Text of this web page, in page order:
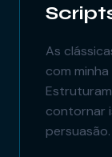
As
com
contornar
persuasão.